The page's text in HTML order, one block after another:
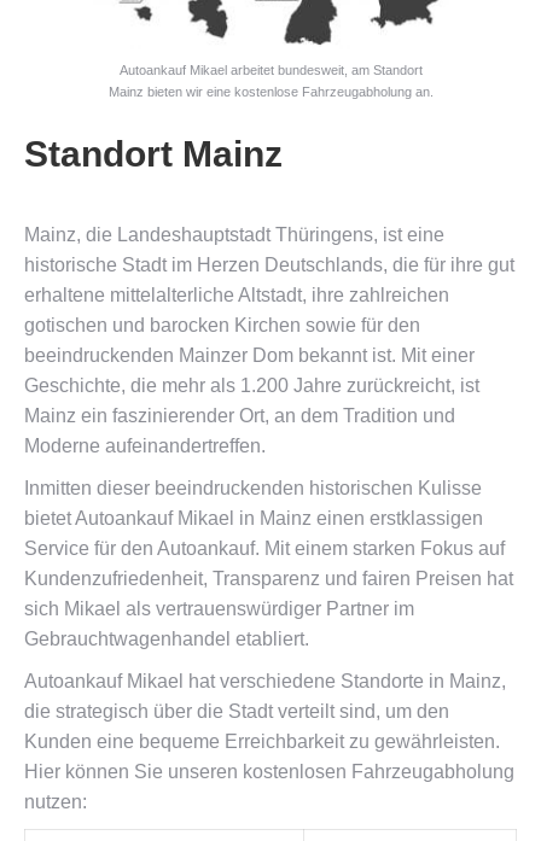
Autoankauf Mikael arbeitet bundesweit, am Standort
Mainz bieten wir eine kostenlose Fahrzeugabholung an.
Standort Mainz
Mainz, die Landeshauptstadt Thüringens, ist eine
historische Stadt im Herzen Deutschlands, die für ihre gut
erhaltene mittelalterliche Altstadt, ihre zahlreichen
gotischen und barocken Kirchen sowie für den
beeindruckenden Mainzer Dom bekannt ist. Mit einer
Geschichte, die mehr als 1.200 Jahre zurückreicht, ist
Mainz ein faszinierender Ort, an dem Tradition und
Moderne aufeinandertreffen.
Inmitten dieser beeindruckenden historischen Kulisse
bietet Autoankauf Mikael in Mainz einen erstklassigen
Service für den Autoankauf. Mit einem starken Fokus auf
Kundenzufriedenheit, Transparenz und fairen Preisen hat
sich Mikael als vertrauenswürdiger Partner im
Gebrauchtwagenhandel etabliert.
Autoankauf Mikael hat verschiedene Standorte in Mainz,
die strategisch über die Stadt verteilt sind, um den
Kunden eine bequeme Erreichbarkeit zu gewährleisten.
Hier können Sie unseren kostenlosen Fahrzeugabholung
nutzen: